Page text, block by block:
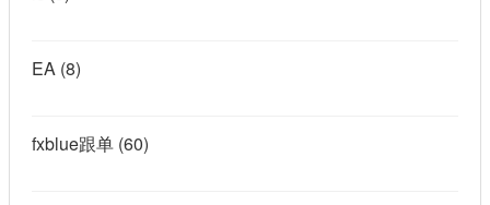
EA (8)
fxblue跟单 (60)